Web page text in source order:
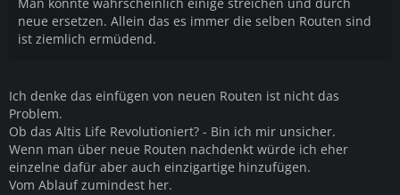
neue ersetzen. Allein das es immer die selben Routen sind
ist ziemlich ermüdend.
Ich denke das einfügen von neuen Routen ist nicht das
Problem.
Ob das Altis Life Revolutioniert? - Bin ich mir unsicher.
Wenn man über neue Routen nachdenkt würde ich eher
einzelne dafür aber auch einzigartige hinzufügen.
Vom Ablauf zumindest her.